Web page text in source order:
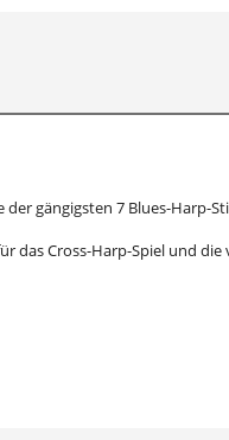
gängigsten 7 Blues-Harp-
das Cross-Harp-Spiel und